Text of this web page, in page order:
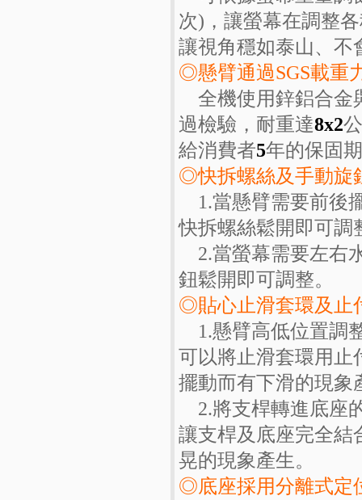
次)，讓螢幕在調整
讓視角穩如泰山、不
◎懸臂通過SGS載重
全機使用鋅鋁合金
過檢驗，耐重達8x2
給消費者5年的保固
◎快拆螺絲及手動旋
1.當懸臂需要前後
快拆螺絲鬆開即可調
2.當螢幕需要左右
鈕鬆開即可調整。
◎貼心止滑套環及止
1.懸臂高低位置調
可以將止滑套環用止
擺動而有下滑的現象
2.將支桿轉進底座
讓支桿及底座完全結
晃的現象產生。
◎底座採用分離式定